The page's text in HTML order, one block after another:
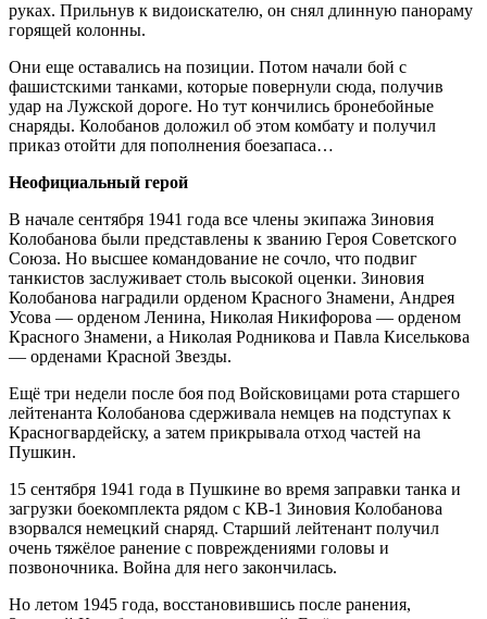
руках. Прильнув к видоискателю, он снял длинную панораму
горящей колонны.
Они еще оставались на позиции. Потом начали бой с
фашистскими танками, которые повернули сюда, получив
удар на Лужской дороге. Но тут кончились бронебойные
снаряды. Колобанов доложил об этом комбату и получил
приказ отойти для пополнения боезапаса…
Неофициальный герой
В начале сентября 1941 года все члены экипажа Зиновия
Колобанова были представлены к званию Героя Советского
Союза. Но высшее командование не сочло, что подвиг
танкистов заслуживает столь высокой оценки. Зиновия
Колобанова наградили орденом Красного Знамени, Андрея
Усова — орденом Ленина, Николая Никифорова — орденом
Красного Знамени, а Николая Родникова и Павла Киселькова
— орденами Красной Звезды.
Ещё три недели после боя под Войсковицами рота старшего
лейтенанта Колобанова сдерживала немцев на подступах к
Красногвардейску, а затем прикрывала отход частей на
Пушкин.
15 сентября 1941 года в Пушкине во время заправки танка и
загрузки боекомплекта рядом с КВ-1 Зиновия Колобанова
взорвался немецкий снаряд. Старший лейтенант получил
очень тяжёлое ранение с повреждениями головы и
позвоночника. Война для него закончилась.
Но летом 1945 года, восстановившись после ранения,